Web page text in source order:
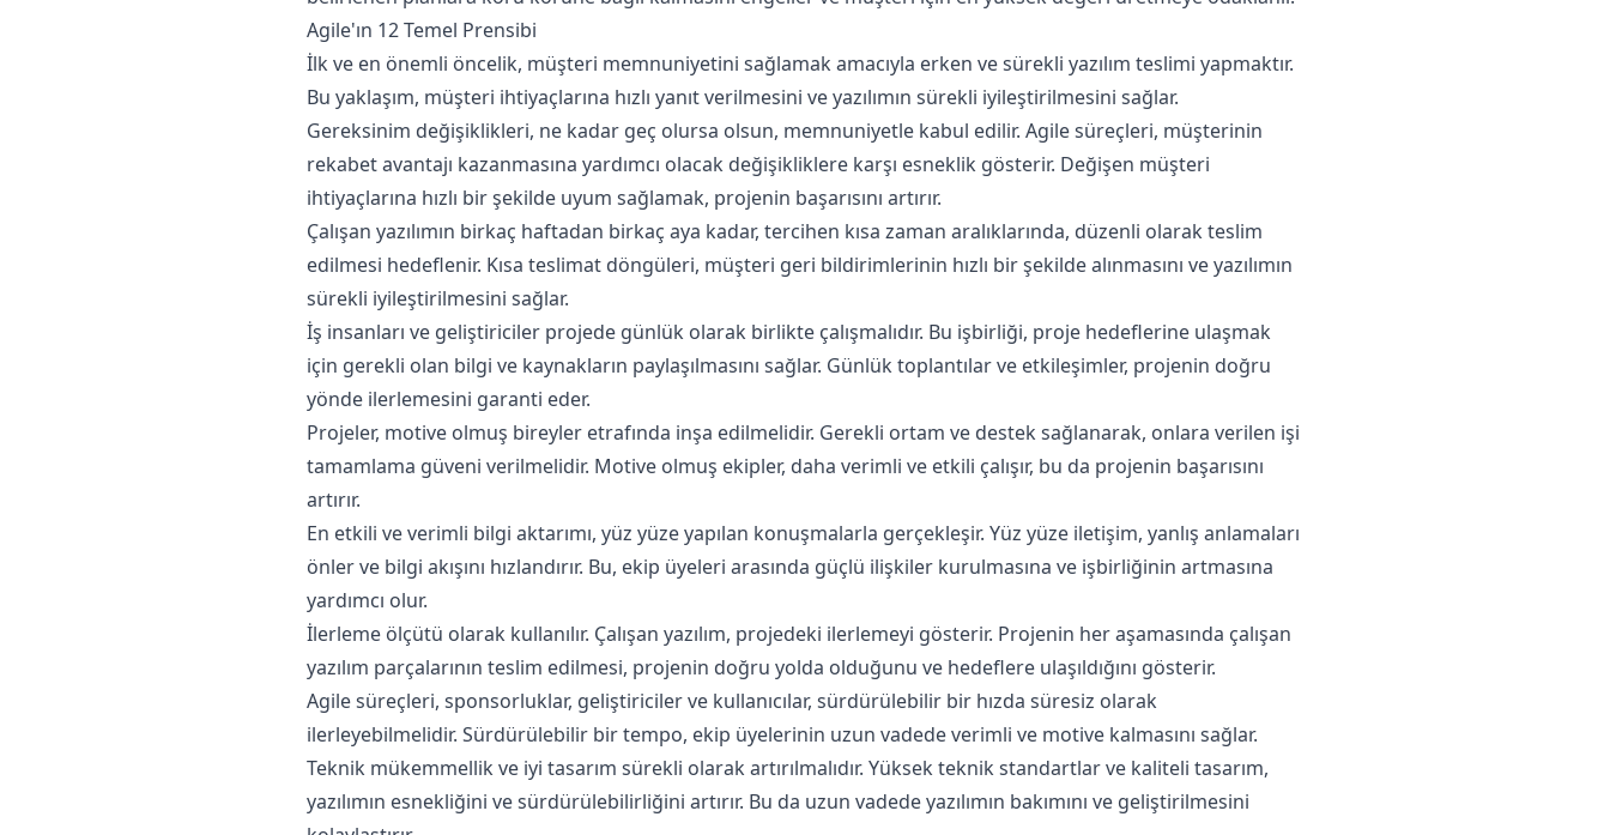
Agile'ın 12 Temel Prensibi
İlk ve en önemli öncelik, müşteri memnuniyetini sağlamak amacıyla erken ve sürekli yazılım teslimi yapmaktır.
Bu yaklaşım, müşteri ihtiyaçlarına hızlı yanıt verilmesini ve yazılımın sürekli iyileştirilmesini sağlar.
Gereksinim değişiklikleri, ne kadar geç olursa olsun, memnuniyetle kabul edilir. Agile süreçleri, müşterinin
rekabet avantajı kazanmasına yardımcı olacak değişikliklere karşı esneklik gösterir. Değişen müşteri
ihtiyaçlarına hızlı bir şekilde uyum sağlamak, projenin başarısını artırır.
Çalışan yazılımın birkaç haftadan birkaç aya kadar, tercihen kısa zaman aralıklarında, düzenli olarak teslim
edilmesi hedeflenir. Kısa teslimat döngüleri, müşteri geri bildirimlerinin hızlı bir şekilde alınmasını ve yazılımın
sürekli iyileştirilmesini sağlar.
İş insanları ve geliştiriciler projede günlük olarak birlikte çalışmalıdır. Bu işbirliği, proje hedeflerine ulaşmak
için gerekli olan bilgi ve kaynakların paylaşılmasını sağlar. Günlük toplantılar ve etkileşimler, projenin doğru
yönde ilerlemesini garanti eder.
Projeler, motive olmuş bireyler etrafında inşa edilmelidir. Gerekli ortam ve destek sağlanarak, onlara verilen işi
tamamlama güveni verilmelidir. Motive olmuş ekipler, daha verimli ve etkili çalışır, bu da projenin başarısını
artırır.
En etkili ve verimli bilgi aktarımı, yüz yüze yapılan konuşmalarla gerçekleşir. Yüz yüze iletişim, yanlış anlamaları
önler ve bilgi akışını hızlandırır. Bu, ekip üyeleri arasında güçlü ilişkiler kurulmasına ve işbirliğinin artmasına
yardımcı olur.
İlerleme ölçütü olarak kullanılır. Çalışan yazılım, projedeki ilerlemeyi gösterir. Projenin her aşamasında çalışan
yazılım parçalarının teslim edilmesi, projenin doğru yolda olduğunu ve hedeflere ulaşıldığını gösterir.
Agile süreçleri, sponsorluklar, geliştiriciler ve kullanıcılar, sürdürülebilir bir hızda süresiz olarak
ilerleyebilmelidir. Sürdürülebilir bir tempo, ekip üyelerinin uzun vadede verimli ve motive kalmasını sağlar.
Teknik mükemmellik ve iyi tasarım sürekli olarak artırılmalıdır. Yüksek teknik standartlar ve kaliteli tasarım,
yazılımın esnekliğini ve sürdürülebilirliğini artırır. Bu da uzun vadede yazılımın bakımını ve geliştirilmesini